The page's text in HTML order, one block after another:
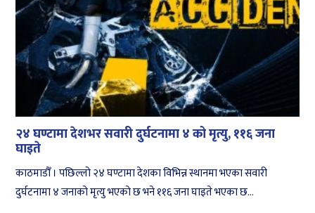
२४ घण्टामा देशभर सवारी दुर्घटनामा ४ को मृत्यु, ११६ जना
घाइते
काठमाडौँ । पछिल्लो २४ घण्टामा देशका विभिन्न स्थानमा भएका सवारी
दुर्घटनामा ४ जनाको मृत्यु भएको छ भने ११६ जना घाइते भएका छ...